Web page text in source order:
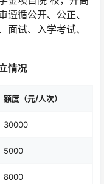
遵循公开、公正、
面试、入学考试、
情况
额度 （元/人次）
30000
5000
8000